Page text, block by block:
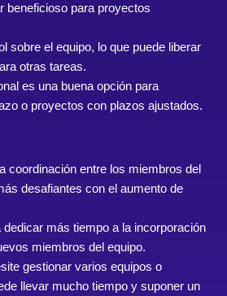
beneficioso para proyectos
sobre el equipo, lo que puede liberar
otras tareas.
es una buena opción para
o proyectos con plazos ajustados.
coordinación entre los miembros del
desafiantes con el aumento de
dedicar más tiempo a la incorporación
miembros del equipo.
gestionar varios equipos o
llevar mucho tiempo y suponer un